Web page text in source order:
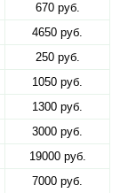
670 руб.
4650 руб.
250 руб.
1050 руб.
1300 руб.
3000 руб.
19000 руб.
7000 руб.